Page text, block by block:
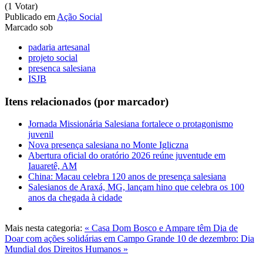
(1 Votar)
Publicado em Ação Social
Marcado sob
padaria artesanal
projeto social
presenca salesiana
ISJB
Itens relacionados (por marcador)
Jornada Missionária Salesiana fortalece o protagonismo
juvenil
Nova presença salesiana no Monte Igliczna
Abertura oficial do oratório 2026 reúne juventude em
Iauaretê, AM
China: Macau celebra 120 anos de presença salesiana
Salesianos de Araxá, MG, lançam hino que celebra os 100
anos da chegada à cidade
Mais nesta categoria: « Casa Dom Bosco e Ampare têm Dia de
Doar com ações solidárias em Campo Grande 10 de dezembro: Dia
Mundial dos Direitos Humanos »